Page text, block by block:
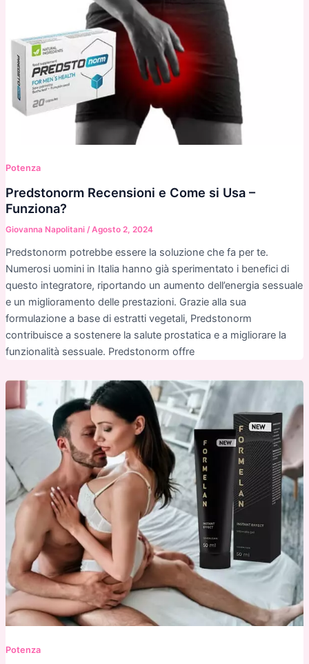
Potenza
Predstonorm Recensioni e Come si Usa –
Funziona?
Giovanna Napolitani /Agosto 2, 2024
Predstonorm potrebbe essere la soluzione che fa per te.
Numerosi uomini in Italia hanno già sperimentato i benefici di
questo integratore, riportando un aumento dell’energia sessuale
e un miglioramento delle prestazioni. Grazie alla sua
formulazione a base di estratti vegetali, Predstonorm
contribuisce a sostenere la salute prostatica e a migliorare la
funzionalità sessuale. Predstonorm offre
Potenza